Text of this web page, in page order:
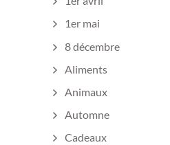
1er mai
8 décembre
Aliments
Animaux
Automne
Cadeaux